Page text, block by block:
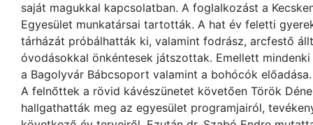
saját magukkal kapcsolatban. A foglalkozást a
Egyesület munkatársai tartották. A hat év feletti
tárházát próbálhatták ki, valamint fodrász, arcfestő
óvodásokkal önkéntesek játszottak. Emellett
a Bagolyvár Bábcsoport valamint a bohócók előadása.
A felnőttek a rövid kávészünetet követően Török
hallgathatták meg az egyesület programjairól,